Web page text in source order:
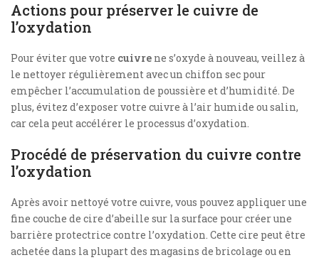
Actions pour préserver le cuivre de
l’oxydation
Pour éviter que votre cuivre ne s’oxyde à nouveau, veillez à
le nettoyer régulièrement avec un chiffon sec pour
empêcher l’accumulation de poussière et d’humidité. De
plus, évitez d’exposer votre cuivre à l’air humide ou salin,
car cela peut accélérer le processus d’oxydation.
Procédé de préservation du cuivre contre
l’oxydation
Après avoir nettoyé votre cuivre, vous pouvez appliquer une
fine couche de cire d’abeille sur la surface pour créer une
barrière protectrice contre l’oxydation. Cette cire peut être
achetée dans la plupart des magasins de bricolage ou en